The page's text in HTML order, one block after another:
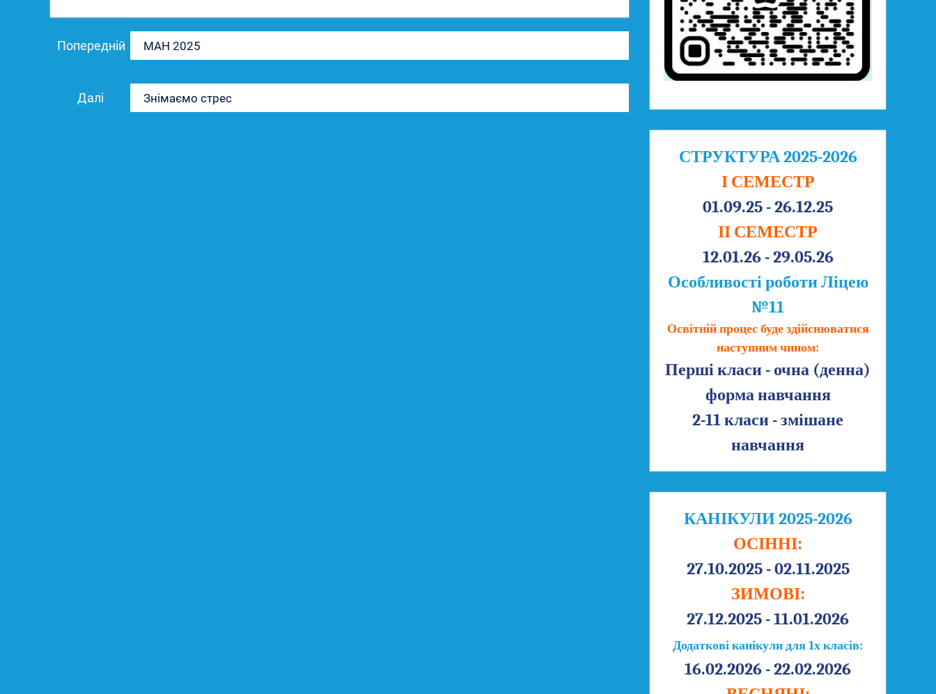
записів
Попередній
запис:
МАН 2025
Далі
Наступний
запис:
Знімаємо стрес
СТРУКТУРА 2025-2026
І СЕМЕСТР
01.09.25 - 26.12.25
ІІ СЕМЕСТР
12.01.26 - 29.05.26
Особливості роботи Ліцею
№11
Освітній процес буде здійснюватися
наступним чином:
Перші класи - очна (денна)
форма навчання
2-11 класи - змішане
навчання
КАНІКУЛИ 2025-2026
ОСІННІ:
27.10.2025 - 02.11.2025
ЗИМОВІ:
27.12.2025 - 11.01.2026
Додаткові канікули для 1х класів:
16.02.2026 - 22.02.2026